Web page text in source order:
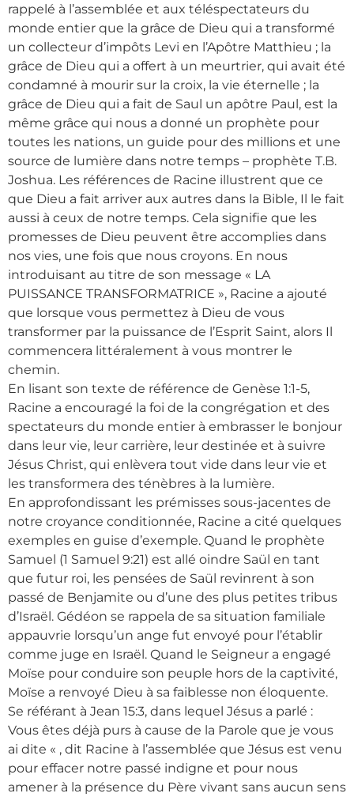
rappelé à l’assemblée et aux téléspectateurs du
monde entier que la grâce de Dieu qui a transformé
un collecteur d’impôts Levi en l’Apôtre Matthieu ; la
grâce de Dieu qui a offert à un meurtrier, qui avait été
condamné à mourir sur la croix, la vie éternelle ; la
grâce de Dieu qui a fait de Saul un apôtre Paul, est la
même grâce qui nous a donné un prophète pour
toutes les nations, un guide pour des millions et une
source de lumière dans notre temps – prophète T.B.
Joshua. Les références de Racine illustrent que ce
que Dieu a fait arriver aux autres dans la Bible, Il le fait
aussi à ceux de notre temps. Cela signifie que les
promesses de Dieu peuvent être accomplies dans
nos vies, une fois que nous croyons. En nous
introduisant au titre de son message « LA
PUISSANCE TRANSFORMATRICE », Racine a ajouté
que lorsque vous permettez à Dieu de vous
transformer par la puissance de l’Esprit Saint, alors Il
commencera littéralement à vous montrer le
chemin.
En lisant son texte de référence de Genèse 1:1-5,
Racine a encouragé la foi de la congrégation et des
spectateurs du monde entier à embrasser le bonjour
dans leur vie, leur carrière, leur destinée et à suivre
Jésus Christ, qui enlèvera tout vide dans leur vie et
les transformera des ténèbres à la lumière.
En approfondissant les prémisses sous-jacentes de
notre croyance conditionnée, Racine a cité quelques
exemples en guise d’exemple. Quand le prophète
Samuel (1 Samuel 9:21) est allé oindre Saül en tant
que futur roi, les pensées de Saül revinrent à son
passé de Benjamite ou d’une des plus petites tribus
d’Israël. Gédéon se rappela de sa situation familiale
appauvrie lorsqu’un ange fut envoyé pour l’établir
comme juge en Israël. Quand le Seigneur a engagé
Moïse pour conduire son peuple hors de la captivité,
Moïse a renvoyé Dieu à sa faiblesse non éloquente.
Se référant à Jean 15:3, dans lequel Jésus a parlé :
Vous êtes déjà purs à cause de la Parole que je vous
ai dite « , dit Racine à l’assemblée que Jésus est venu
pour effacer notre passé indigne et pour nous
amener à la présence du Père vivant sans aucun sens